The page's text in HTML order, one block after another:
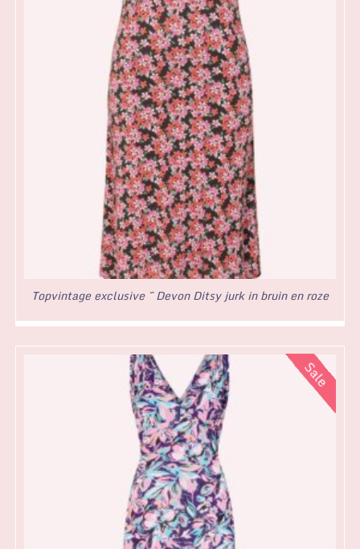
Topvintage exclusive ~ Devon Ditsy jurk in bruin en roze